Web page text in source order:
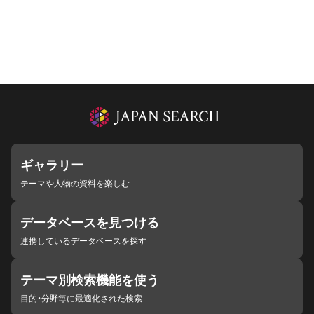
ギャラリー
テーマや人物の資料を楽しむ
データベースを見つける
連携しているデータベースを探す
テーマ別検索機能を使う
目的・分野毎に最適化された検索